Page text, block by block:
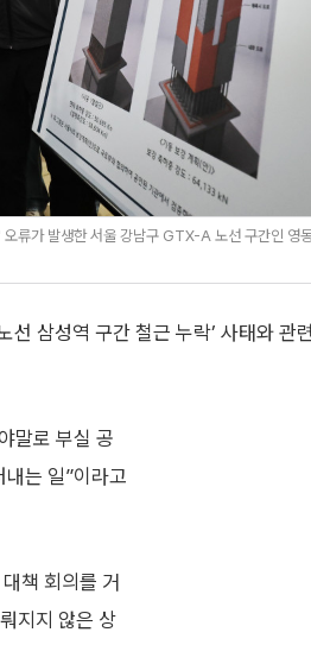
류가 발생한 서울 강남구 GTX-A 노선 구간인 영
삼성역 구간 철근 누락’ 사태와 관
말로 부실 공
는 일”이라고
책 회의를 거
지지 않은 상